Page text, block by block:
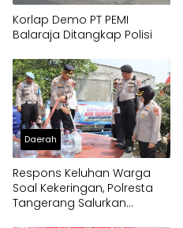
Korlap Demo PT PEMI
Balaraja Ditangkap Polisi
Daerah
Respons Keluhan Warga
Soal Kekeringan, Polresta
Tangerang Salurkan